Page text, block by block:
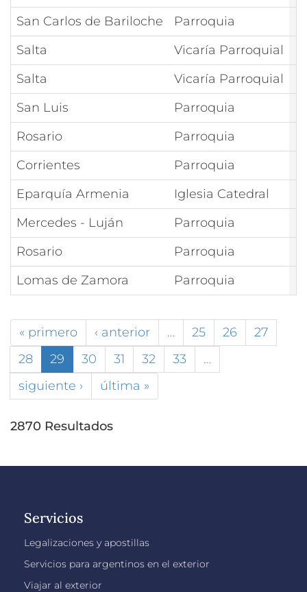
San Carlos de Bariloche Parroquia
Salta
Vicaría Parroquial
Salta
Vicaría Parroquial
San Luis
Parroquia
Rosario
Parroquia
Corrientes
Parroquia
Eparquía Armenia
Iglesia Catedral
Mercedes - Luján
Parroquia
Rosario
Parroquia
Lomas de Zamora
Parroquia
« primero ‹ anterior … 25 26
27
28
29 30 31 32 33
…
siguiente ›
última »
2870 Resultados
Servicios
Legalizaciones y apostillas
Servicios para argentinos en el exterior
Viajar al exterior